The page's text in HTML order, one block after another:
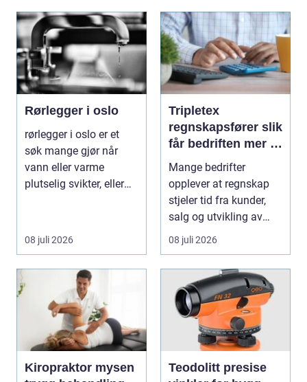
Rørlegger i oslo
rørlegger i oslo er et
søk mange gjør når
vann eller varme
plutselig svikter, eller
08 juli 2026
Tripletex
regnskapsfører slik
får bedriften mer ut
av regnskapet
Mange bedrifter
opplever at regnskap
stjeler tid fra kunder,
salg og utvikling av
virksomheten. Samt...
08 juli 2026
Kiropraktor mysen
Teodolitt presise